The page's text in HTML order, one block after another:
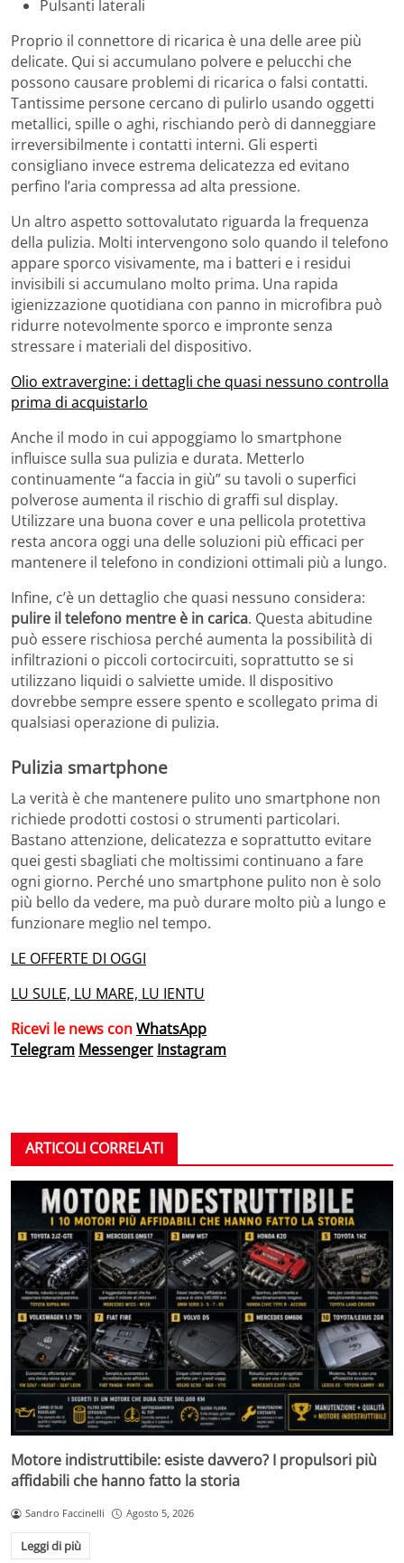
Pulsanti laterali
Proprio il connettore di ricarica è una delle aree più
delicate. Qui si accumulano polvere e pelucchi che
possono causare problemi di ricarica o falsi contatti.
Tantissime persone cercano di pulirlo usando oggetti
metallici, spille o aghi, rischiando però di danneggiare
irreversibilmente i contatti interni. Gli esperti
consigliano invece estrema delicatezza ed evitano
perfino l’aria compressa ad alta pressione.
Un altro aspetto sottovalutato riguarda la frequenza
della pulizia. Molti intervengono solo quando il telefono
appare sporco visivamente, ma i batteri e i residui
invisibili si accumulano molto prima. Una rapida
igienizzazione quotidiana con panno in microfibra può
ridurre notevolmente sporco e impronte senza
stressare i materiali del dispositivo.
Olio extravergine: i dettagli che quasi nessuno controlla
prima di acquistarlo
Anche il modo in cui appoggiamo lo smartphone
influisce sulla sua pulizia e durata. Metterlo
continuamente “a faccia in giù” su tavoli o superfici
polverose aumenta il rischio di graffi sul display.
Utilizzare una buona cover e una pellicola protettiva
resta ancora oggi una delle soluzioni più efficaci per
mantenere il telefono in condizioni ottimali più a lungo.
Infine, c’è un dettaglio che quasi nessuno considera:
pulire il telefono mentre è in carica. Questa abitudine
può essere rischiosa perché aumenta la possibilità di
infiltrazioni o piccoli cortocircuiti, soprattutto se si
utilizzano liquidi o salviette umide. Il dispositivo
dovrebbe sempre essere spento e scollegato prima di
qualsiasi operazione di pulizia.
Pulizia smartphone
La verità è che mantenere pulito uno smartphone non
richiede prodotti costosi o strumenti particolari.
Bastano attenzione, delicatezza e soprattutto evitare
quei gesti sbagliati che moltissimi continuano a fare
ogni giorno. Perché uno smartphone pulito non è solo
più bello da vedere, ma può durare molto più a lungo e
funzionare meglio nel tempo.
LE OFFERTE DI OGGI
LU SULE, LU MARE, LU IENTU
Ricevi le news conWhatsApp
Telegram Messenger Instagram
ARTICOLI CORRELATI
Motore indistruttibile: esiste davvero? I propulsori più
affidabili che hanno fatto la storia
Sandro Faccinelli Agosto 5, 2026
Leggi di più